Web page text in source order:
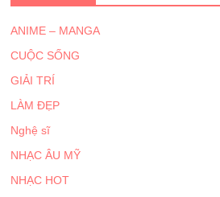
ANIME – MANGA
CUỘC SỐNG
GIẢI TRÍ
LÀM ĐẸP
Nghệ sĩ
NHẠC ÂU MỸ
NHẠC HOT